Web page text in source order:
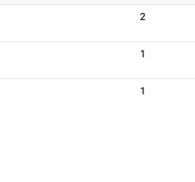
2
1
1